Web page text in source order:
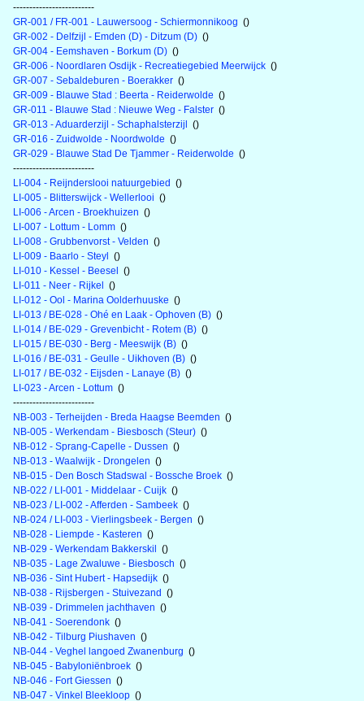
-------------------------
GR-001 / FR-001 - Lauwersoog - Schiermonnikoog ()
GR-002 - Delfzijl - Emden (D) - Ditzum (D) ()
GR-004 - Eemshaven - Borkum (D) ()
GR-006 - Noordlaren Osdijk - Recreatiegebied Meerwijck ()
GR-007 - Sebaldeburen - Boerakker ()
GR-009 - Blauwe Stad : Beerta - Reiderwolde ()
GR-011 - Blauwe Stad : Nieuwe Weg - Falster ()
GR-013 - Aduarderzijl - Schaphalsterzijl ()
GR-016 - Zuidwolde - Noordwolde ()
GR-029 - Blauwe Stad De Tjammer - Reiderwolde ()
-------------------------
LI-004 - Reijnderslooi natuurgebied ()
LI-005 - Blitterswijck - Wellerlooi ()
LI-006 - Arcen - Broekhuizen ()
LI-007 - Lottum - Lomm ()
LI-008 - Grubbenvorst - Velden ()
LI-009 - Baarlo - Steyl ()
LI-010 - Kessel - Beesel ()
LI-011 - Neer - Rijkel ()
LI-012 - Ool - Marina Oolderhuuske ()
LI-013 / BE-028 - Ohé en Laak - Ophoven (B) ()
LI-014 / BE-029 - Grevenbicht - Rotem (B) ()
LI-015 / BE-030 - Berg - Meeswijk (B) ()
LI-016 / BE-031 - Geulle - Uikhoven (B) ()
LI-017 / BE-032 - Eijsden - Lanaye (B) ()
LI-023 - Arcen - Lottum ()
-------------------------
NB-003 - Terheijden - Breda Haagse Beemden ()
NB-005 - Werkendam - Biesbosch (Steur) ()
NB-012 - Sprang-Capelle - Dussen ()
NB-013 - Waalwijk - Drongelen ()
NB-015 - Den Bosch Stadswal - Bossche Broek ()
NB-022 / LI-001 - Middelaar - Cuijk ()
NB-023 / LI-002 - Afferden - Sambeek ()
NB-024 / LI-003 - Vierlingsbeek - Bergen ()
NB-028 - Liempde - Kasteren ()
NB-029 - Werkendam Bakkerskil ()
NB-035 - Lage Zwaluwe - Biesbosch ()
NB-036 - Sint Hubert - Hapsedijk ()
NB-038 - Rijsbergen - Stuivezand ()
NB-039 - Drimmelen jachthaven ()
NB-041 - Soerendonk ()
NB-042 - Tilburg Piushaven ()
NB-044 - Veghel langoed Zwanenburg ()
NB-045 - Babyloniënbroek ()
NB-046 - Fort Giessen ()
NB-047 - Vinkel Bleekloop ()